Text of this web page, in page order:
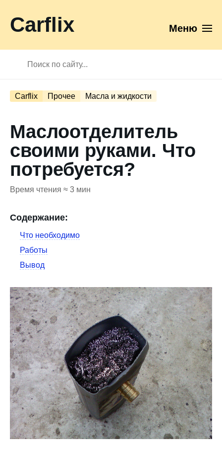
Carflix Меню
Carflix Прочее Масла и жидкости
Маслоотделитель
своими руками. Что
потребуется?
Время чтения ≈ 3 мин
Содержание:
Что необходимо
Работы
Вывод